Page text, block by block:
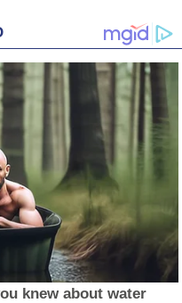
knew about water